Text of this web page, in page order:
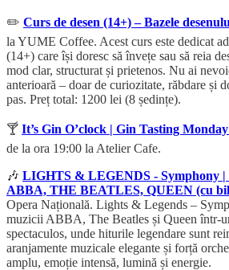
✏️ Curs de desen (14+) – Bazele
la YUME Coffee. Acest curs este dedicat
(14+) care își doresc să învețe sau să reia
mod clar, structurat și prietenos. Nu ai
anterioară – doar de curiozitate, răbdare și
pas. Preț total: 1200 lei (8 ședințe).
🍸 It’s Gin O’clock | Gin Tasting
de la ora 19:00 la Atelier Cafe.
🎶 LIGHTS & LEGENDS - Symphony |
ABBA, THE BEATLES, QUEEN (cu
Opera Națională. Lights & Legends –
muzicii ABBA, The Beatles și Queen într-
spectaculos, unde hiturile legendare sunt
aranjamente muzicale elegante și forță
amplu, emoție intensă, lumină și energie.